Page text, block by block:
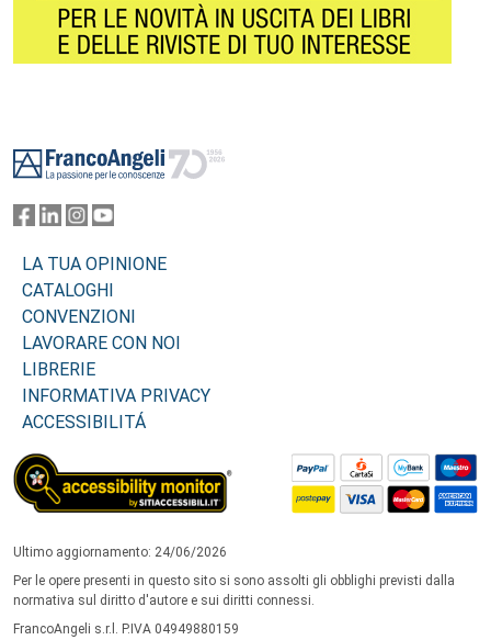
LA TUA OPINIONE
CATALOGHI
CONVENZIONI
LAVORARE CON NOI
LIBRERIE
INFORMATIVA PRIVACY
ACCESSIBILITÁ
Ultimo aggiornamento: 24/06/2026
Per le opere presenti in questo sito si sono assolti gli obblighi previsti dalla
normativa sul diritto d'autore e sui diritti connessi.
FrancoAngeli s.r.l. P.IVA 04949880159